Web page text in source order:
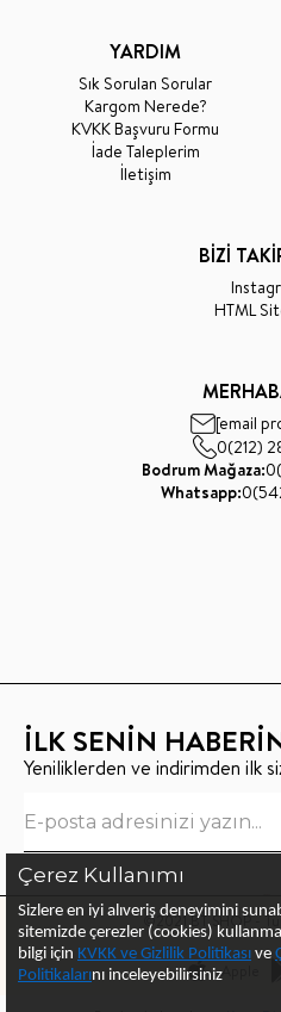
YARDIM
Sık Sorulan Sorular
Kargom Nerede?
KVKK Başvuru Formu
İade Taleplerim
İletişim
BİZİ
HTML
[email
0(212)
Bodrum Mağaza:
Whatsapp:
İLK SENİN
Yeniliklerden ve indirimden ilk
©2021 BT SHOP - Tüm
Apple
Çerez Kullanımı
Sizlere en iyi alıveriş deneyimini
sitemizde çerezler (cookies)
bilgi için KVKK ve Gizlilik Politikası ve
Politikalarını inceleyebilirsiniz